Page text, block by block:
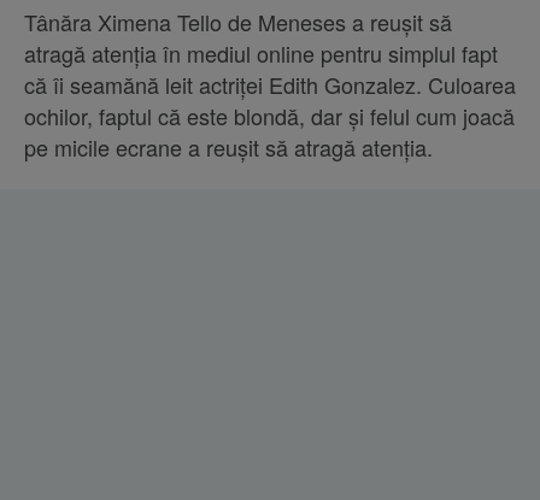
Tânăra Ximena Tello de Meneses a reușit să
atragă atenția în mediul online pentru simplul fapt
că îi seamănă leit actriței Edith Gonzalez. Culoarea
ochilor, faptul că este blondă, dar și felul cum joacă
pe micile ecrane a reușit să atragă atenția.